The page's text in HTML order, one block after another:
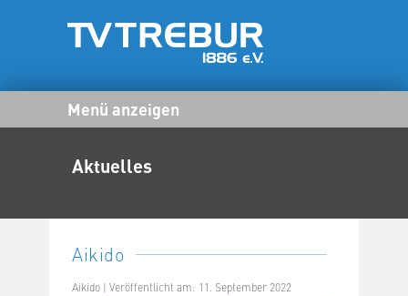
Menü anzeigen
Aktuelles
Aikido
Aikido | Veröffentlicht am: 11. September 2022